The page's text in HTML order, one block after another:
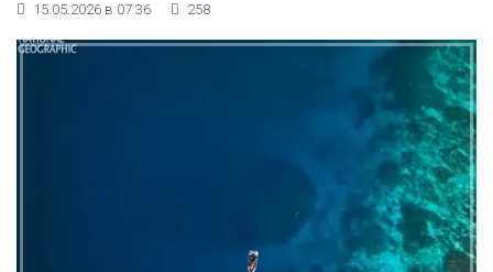
15.05.2026 в 07:36 258